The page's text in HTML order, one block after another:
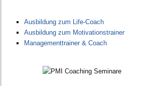
Ausbildung zum Life-Coach
Ausbildung zum Motivationstrainer
Managementtrainer & Coach